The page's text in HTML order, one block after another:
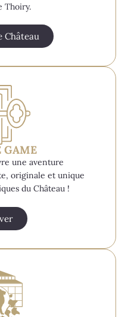
Thoiry.
Château
GAME
une aventure
originale et unique
du Château !